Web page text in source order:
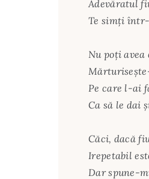
Adevăratul
Te simţi
Nu poţi
Pe care l-ai
Ca să le dai
Căci, dacă
Irepetabil
Dar spune-